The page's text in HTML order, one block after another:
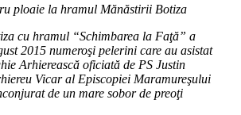
ploaie la hramul Mănăstirii Botiza
cu hramul “Schimbarea la Faţă” a
2015 numeroşi pelerini care au asistat
Arhierească oficiată de PS Justin
Vicar al Episcopiei Maramureşului
de un mare sobor de preoţi